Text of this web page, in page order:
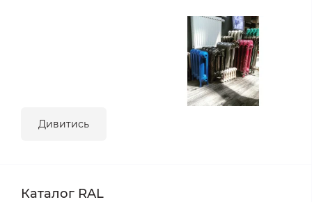
Дивитись
Каталог RAL